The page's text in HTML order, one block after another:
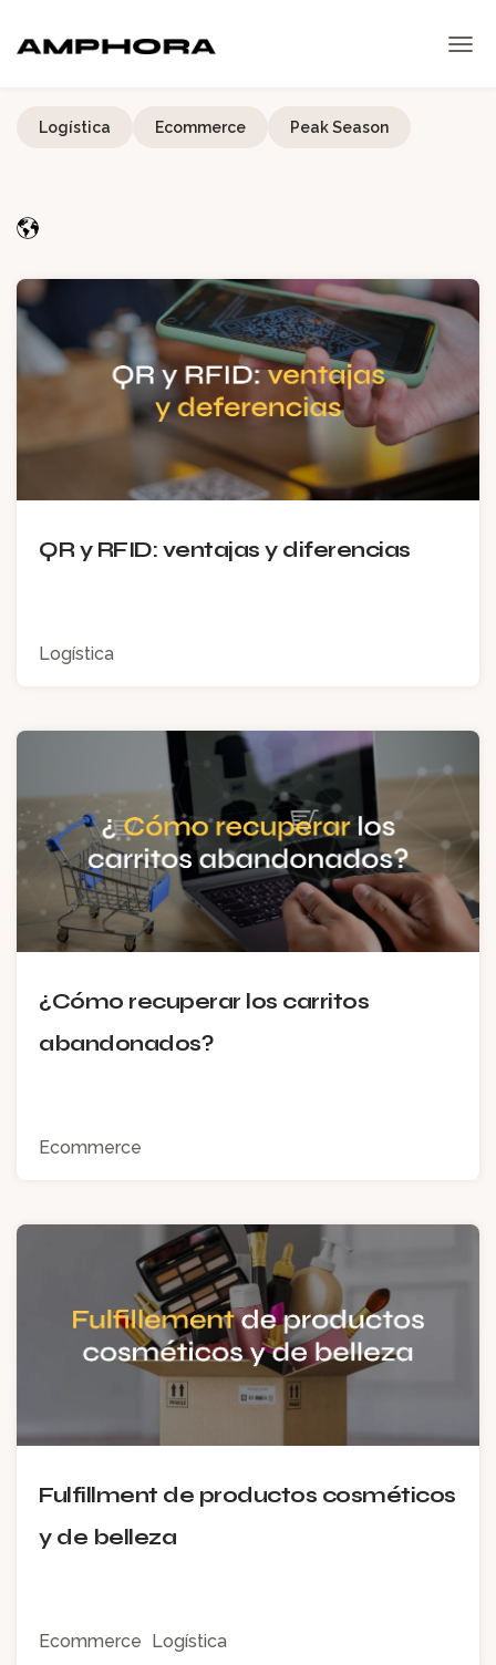
Logística Ecommerce Peak Season
QR y RFID: ventajas y diferencias
Logística
¿Cómo recuperar los carritos
abandonados?
Ecommerce
Fulfillment de productos cosméticos
y de belleza
Ecommerce Logística